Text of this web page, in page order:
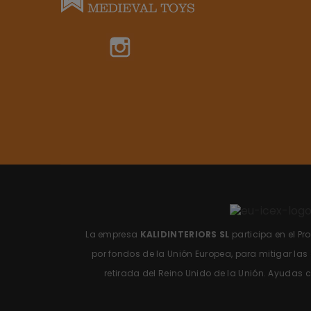
La empresa KALIDINTERIORS SL participa en el
por fondos de la Unión Europea, para mitigar
retirada del Reino Unido de la Unión.Ayudas